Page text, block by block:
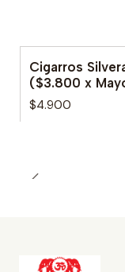
Cigarros
($3.800 x
$4.900